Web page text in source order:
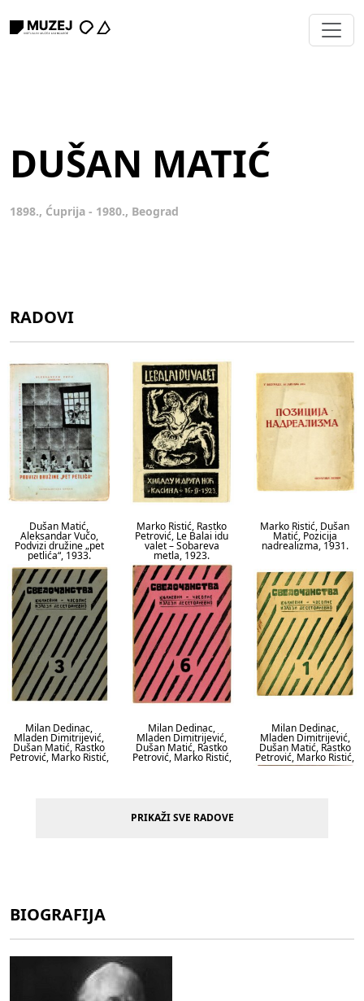
DUŠAN MATIĆ
1898., Ćuprija - 1980., Beograd
RADOVI
Dušan Matić,
Aleksandar Vučo,
Podvizi družine „pet
petlića“, 1933.
Marko Ristić, Rastko
Petrović, Le Balai idu
valet – Sobareva
metla, 1923.
Marko Ristić, Dušan
Matić, Pozicija
nadrealizma, 1931.
Milan Dedinac,
Mladen Dimitrijević,
Dušan Matić, Rastko
Petrović, Marko Ristić,
Aleksandar Vučo (ur.),
Milan Dedinac,
Mladen Dimitrijević,
Dušan Matić, Rastko
Petrović, Marko Ristić,
Aleksandar Vučo (ur.),
Milan Dedinac,
Mladen Dimitrijević,
Dušan Matić, Rastko
Petrović, Marko Ristić,
Aleksandar Vučo (ur.),
Mladen Dimitrijević,
Petrović, Marko Ristić,
Aleksandar Vučo (ur.),
Svedočanstva, br. 4,
Mladen Dimitrijević,
Petrović, Marko Ristić,
Aleksandar Vučo (ur.),
Svedočanstva, br. 5,
Mladen Dimitrijević,
PRIKAŽI SVE RADOVE
BIOGRAFIJA